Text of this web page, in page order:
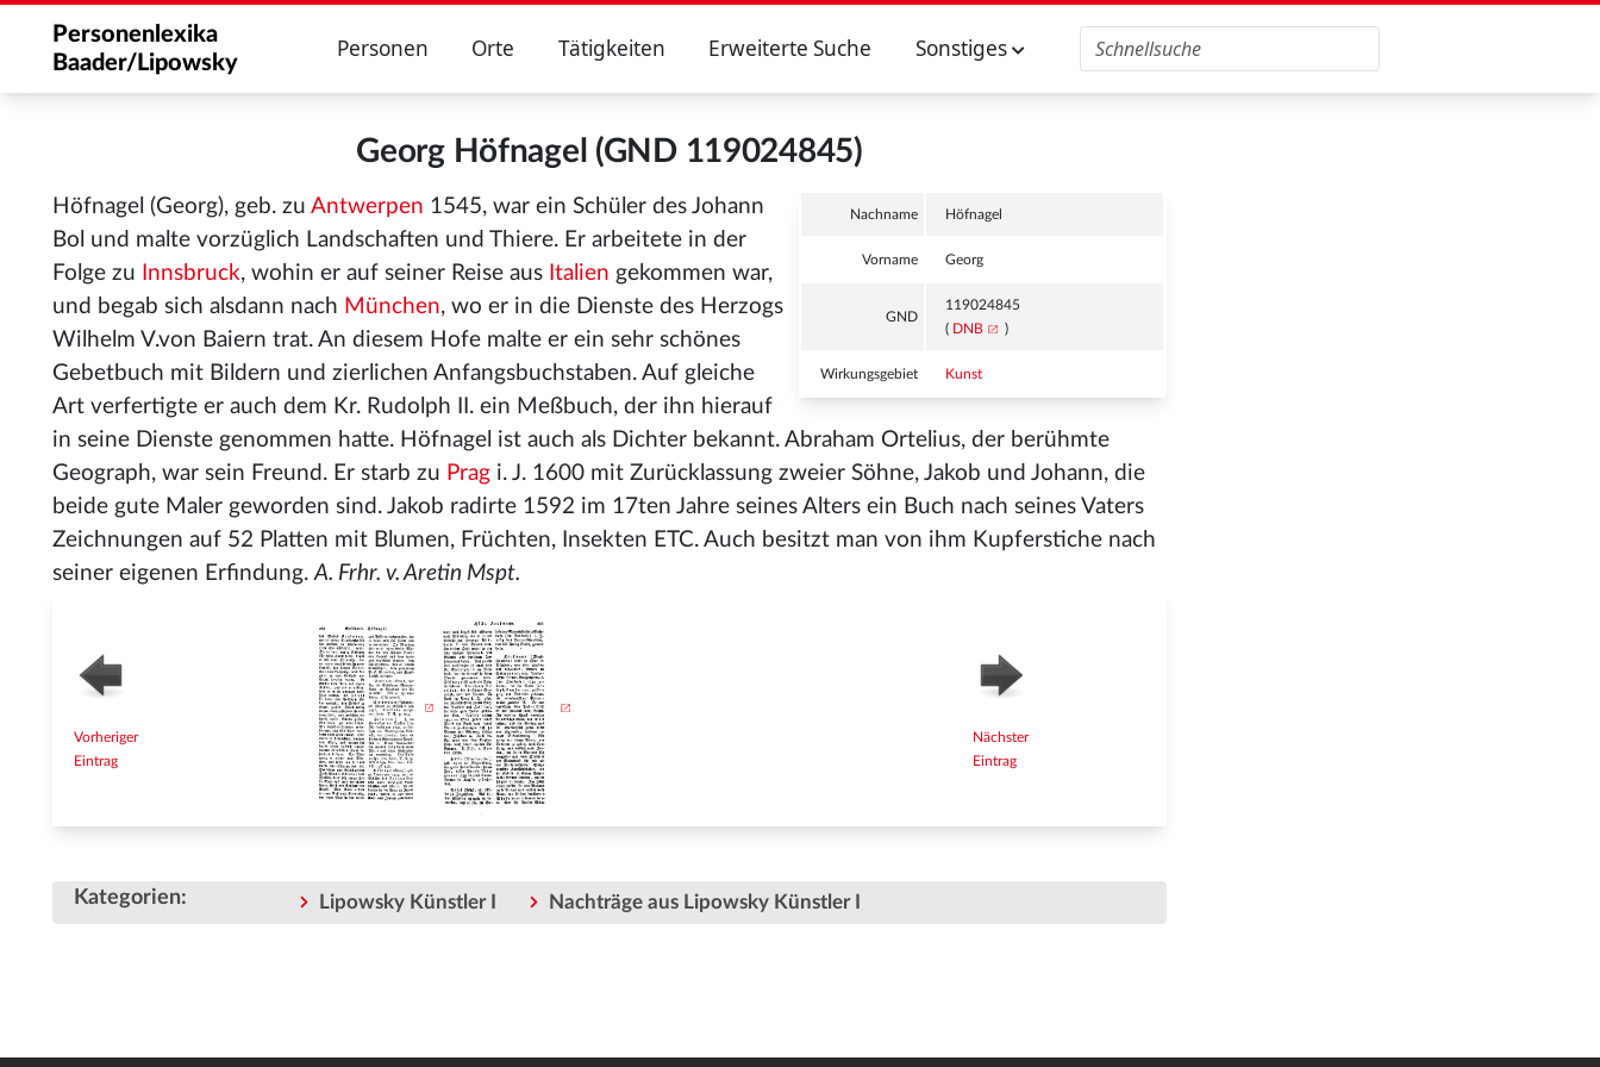
Personenlexika
Baader/Lipowsky
Personen Orte Tätigkeiten Erweiterte Suche Sonstiges
Georg Höfnagel (GND 119024845)
Nachname Höfnagel
Vorname Georg
GND
119024845
( DNB )
Wirkungsgebiet Kunst
Höfnagel (Georg), geb. zu Antwerpen 1545, war ein Schüler des Johann
Bol und malte vorzüglich Landschaften und Thiere. Er arbeitete in der
Folge zu
Innsbruck, wohin er auf seiner Reise aus Italien gekommen war,
und begab sich alsdann nach München, wo er in die Dienste des Herzogs
Wilhelm V.von Baiern trat. An diesem Hofe malte er ein sehr schönes
Gebetbuch mit Bildern und zierlichen Anfangsbuchstaben. Auf gleiche
Art verfertigte er auch dem Kr. Rudolph II. ein Meßbuch, der ihn hierauf
in seine Dienste genommen hatte. Höfnagel ist auch als Dichter bekannt. Abraham Ortelius, der berühmte
Geograph, war sein Freund. Er starb zu Prag i. J. 1600 mit Zurücklassung zweier Söhne, Jakob und Johann, die
beide gute Maler geworden sind. Jakob radirte 1592 im 17ten Jahre seines Alters ein Buch nach seines Vaters
Zeichnungen auf 52 Platten mit Blumen, Früchten, Insekten ETC. Auch besitzt man von ihm Kupferstiche nach
seiner eigenen Erfindung.A. Frhr. v. Aretin Mspt.
Vorheriger
Eintrag
Nächster
Eintrag
Kategorien: Lipowsky Künstler I Nachträge aus Lipowsky Künstler I